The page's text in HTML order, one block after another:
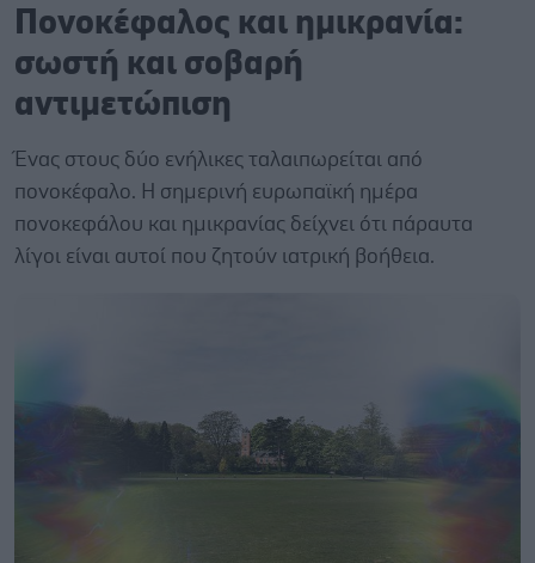
Πονοκέφαλος και ημικρανία:
σωστή και σοβαρή
αντιμετώπιση
Ένας στους δύο ενήλικες ταλαιπωρείται από
πονοκέφαλο. Η σημερινή ευρωπαϊκή ημέρα
πονοκεφάλου και ημικρανίας δείχνει ότι πάραυτα
λίγοι είναι αυτοί που ζητούν ιατρική βοήθεια.